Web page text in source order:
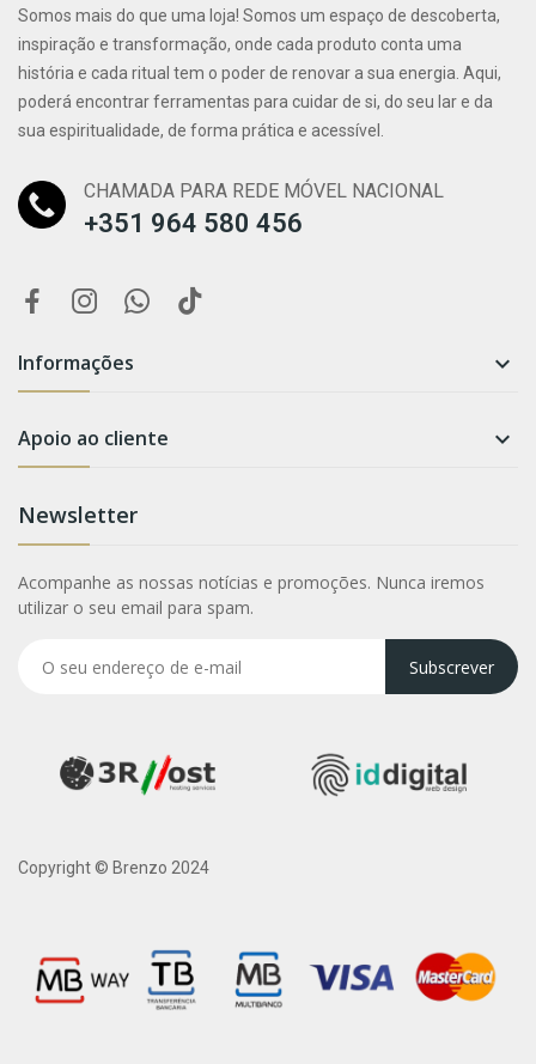
Somos mais do que uma loja! Somos um espaço de descoberta,
inspiração e transformação, onde cada produto conta uma
história e cada ritual tem o poder de renovar a sua energia. Aqui,
poderá encontrar ferramentas para cuidar de si, do seu lar e da
sua espiritualidade, de forma prática e acessível.
CHAMADA PARA REDE MÓVEL NACIONAL
+351 964 580 456
Informações 
Apoio ao cliente 
Newsletter
Acompanhe as nossas notícias e promoções. Nunca iremos
utilizar o seu email para spam.
Subscrever
Copyright © Brenzo 2024